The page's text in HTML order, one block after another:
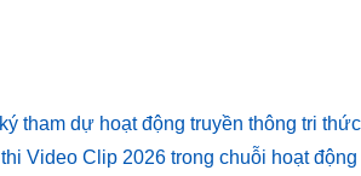
tham dự hoạt động truyền thông tri
Video Clip 2026 trong chuỗi hoạt